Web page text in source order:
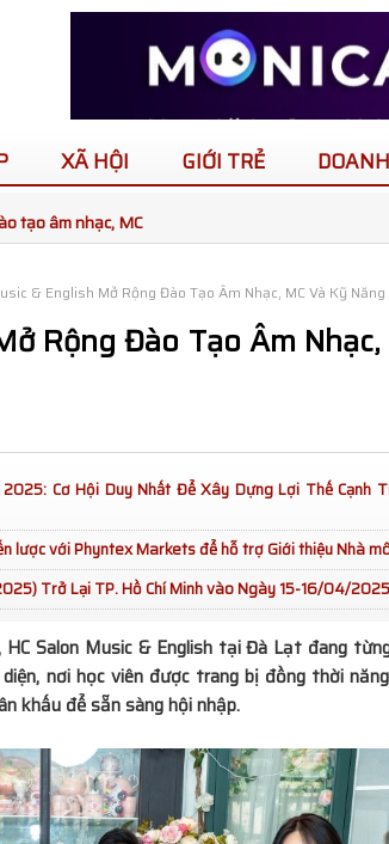
XÃ HỘI GIỚI TRẺ
gia Việt Nam và
dấu ấn tại King
2026
là tiếng cười
Khẳng định vai
Charming 2025
& English Mở Rộng Đào Tạo Âm Nhạc, MC Và Kỹ Năng
Rộng Đào Tạo Âm Nhạc,
Cơ Hội Duy Nhất Để Xây Dựng Lợi Thế Cạnh
lược với Phyntex Markets để hỗ trợ Giới thiệu Nhà
Trở Lại TP. Hồ Chí Minh vào Ngày 15-16/04/2025
Salon Music& Englishtại Đà Lạt đang
nơi học viên được trang bị đồng thời
khấu để sẵn sàng hội nhập.